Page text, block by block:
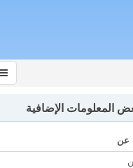
المعلومات الإضافية
عن